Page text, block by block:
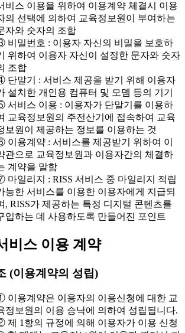
비스 이용을 위하여 이용계약 체결시 이용
의 선택에 의하여 교육정보원이 부여하는
자와 숫자의 조합
비밀번호 : 이용자 자신의 비밀을 보호하
위하여 이용자 자신이 설정한 문자와 숫자
조합
단말기 : 서비스 제공을 받기 위해 이용자
설치한 개인용 컴퓨터 및 모뎀 등의 기기
서비스 이용 : 이용자가 단말기를 이용하
교육정보원의 주전산기에 접속하여 교육
보원이 제공하는 정보를 이용하는 것
이용계약 : 서비스를 제공받기 위하여 이
관으로 교육정보원과 이용자간의 체결하
계약을 말함
마일리지 : RISS 서비스 중 마일리지 적립
능한 서비스를 이용한 이용자에게 지급되
, RISS가 제공하는 특정 디지털 콘텐츠를
입하는 데 사용하도록 만들어진 포인트
비스 이용 계약
(이용계약의 성립)
이용계약은 이용자의 이용신청에 대한 교
정보원의 이용 승낙에 의하여 성립됩니다.
제 1항의 규정에 의해 이용자가 이용 신청